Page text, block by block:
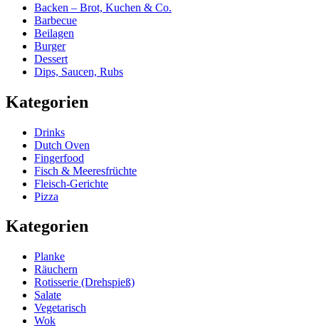
Backen – Brot, Kuchen & Co.
Barbecue
Beilagen
Burger
Dessert
Dips, Saucen, Rubs
Kategorien
Drinks
Dutch Oven
Fingerfood
Fisch & Meeresfrüchte
Fleisch-Gerichte
Pizza
Kategorien
Planke
Räuchern
Rotisserie (Drehspieß)
Salate
Vegetarisch
Wok